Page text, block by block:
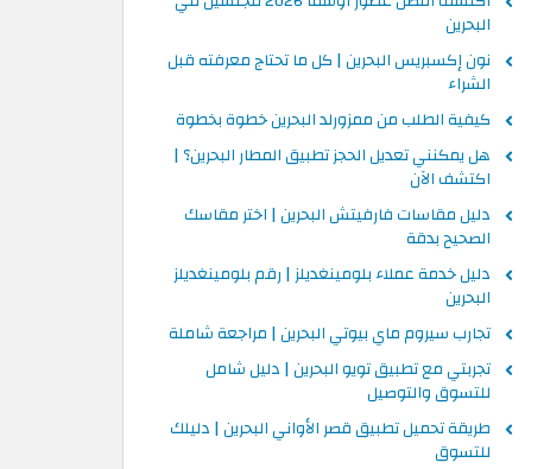
البحرين
نون إكسبريس البحرين | كل ما تحتاج معرفته قبل
الشراء
كيفية الطلب من ممزورلد البحرين خطوة بخطوة
هل يمكنني تعديل الحجز تطبيق المطار البحرين؟ |
اكتشف الآن
دليل مقاسات فارفيتش البحرين | اختر مقاسك
الصحيح بدقة
دليل خدمة عملاء بلومينغديلز | رقم بلومينغديلز
البحرين
تجارب سيروم ماي بيوتي البحرين | مراجعة شاملة
تجربتي مع تطبيق تويو البحرين | دليل شامل
للتسوق والتوصيل
طريقة تحميل تطبيق قصر الأواني البحرين | دليلك
للتسوق